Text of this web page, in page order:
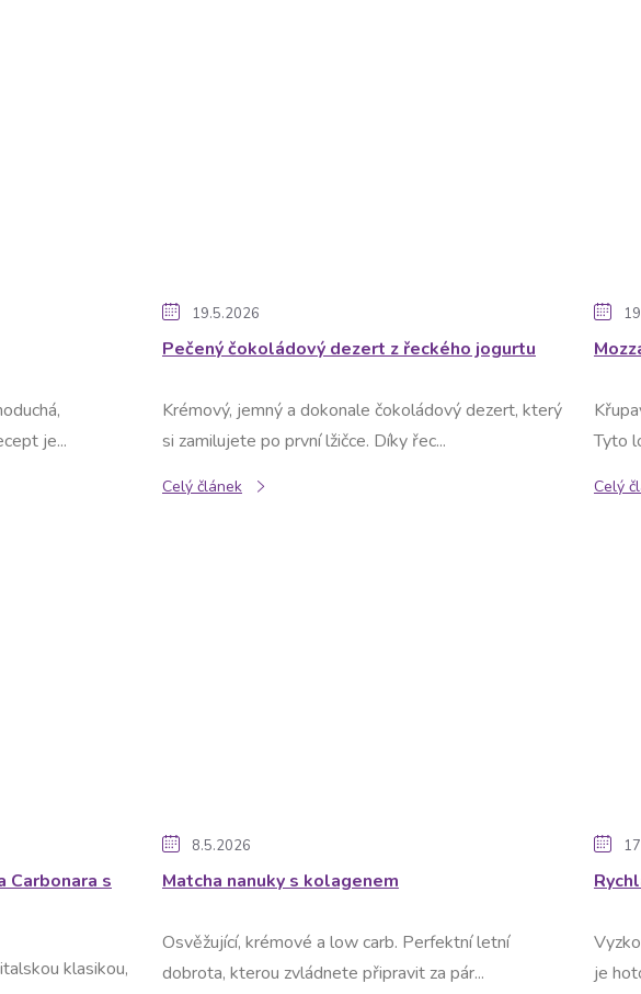
je...
19.5.2026
Pečený čokoládový dezert z řeckého jogurtu
Krémový, jemný a dokonale čokoládový dezert, který
si zamilujete po první lžičce. Díky řec...
Celý článek
Tyto
Celý
Carbonara s
klasikou,
8.5.2026
Matcha nanuky s kolagenem
Osvěžující, krémové a low carb. Perfektní letní
dobrota, kterou zvládnete připravit za pár...
je